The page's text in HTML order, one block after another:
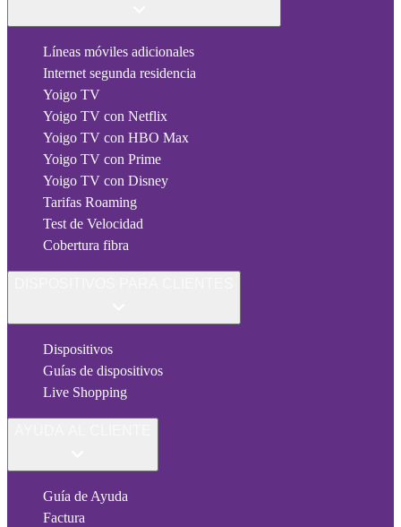
Líneas móviles adicionales
Internet segunda residencia
Yoigo TV
Yoigo TV con Netflix
Yoigo TV con HBO Max
Yoigo TV con Prime
Yoigo TV con Disney
Tarifas Roaming
Test de Velocidad
Cobertura fibra
Dispositivos
Guías de dispositivos
Live Shopping
Guía de Ayuda
Factura